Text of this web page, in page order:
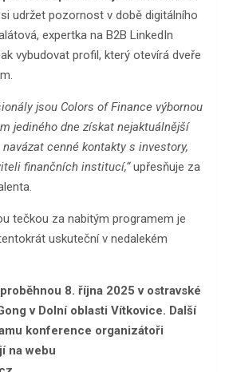
udržet pozornost v době digitálního
expertka na B2B LinkedIn
vybudovat profil, který otevírá dveře
jsou Colors of Finance výbornou
jediného dne získat nejaktuálnější
cenné kontakty s investory,
finančních institucí,“upřesňuje za
tečkou za nabitým programem je
uskuteční v nedalekém
8. října 2025 v ostravské
v Dolní oblasti Vítkovice. Další
konference organizátoři
na webu